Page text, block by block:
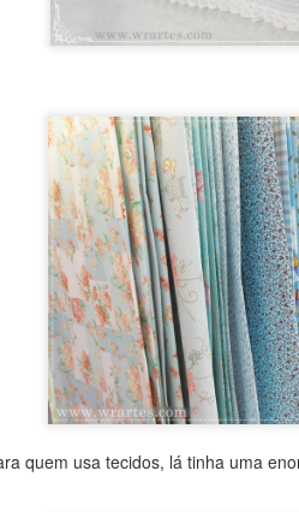
quem usa tecidos, lá tinha uma
Faça Fácil
0 Adicionar
Gráfico Sapinho
Olá pessoal! Como
dessa florzinhaque eu
no Youtube. É um gráfico
toalhinhas